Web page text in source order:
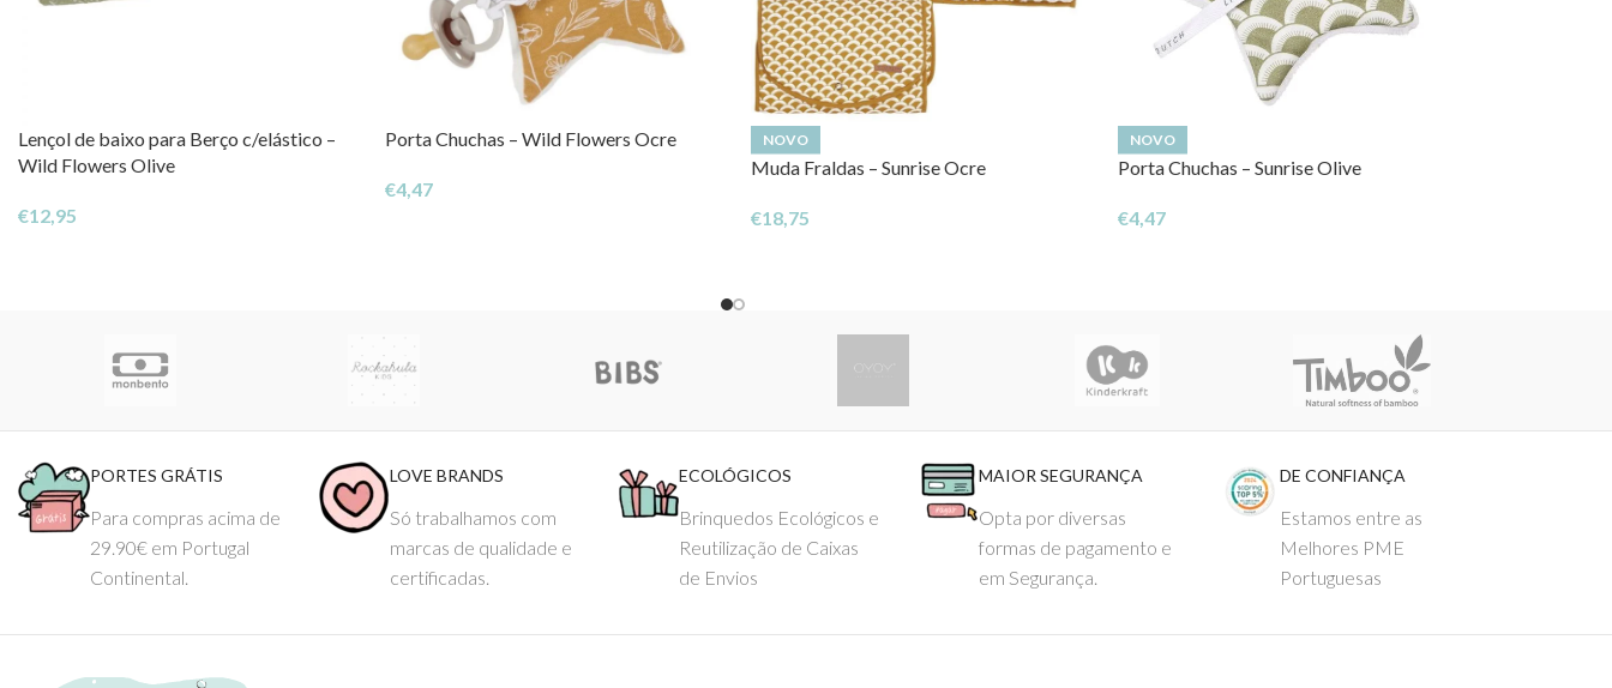
Lençol de baixo para Berço c/elástico –
Wild Flowers Olive
€12,95
Porta Chuchas – Wild Flowers Ocre
€4,47
NOVO
Muda Fraldas – Sunrise Ocre
€18,75
NOVO
Porta Chuchas – Sunrise Olive
€4,47
PORTES GRÁTIS
Para compras acima de
29.90€ em Portugal
Continental.
LOVE BRANDS
Só trabalhamos com
marcas de qualidade e
certificadas.
ECOLÓGICOS
Brinquedos Ecológicos e
Reutilização de Caixas
de Envios
MAIOR SEGURANÇA
Opta por diversas
formas de pagamento e
em Segurança.
DE CONFIANÇA
Estamos entre as
Melhores PME
Portuguesas